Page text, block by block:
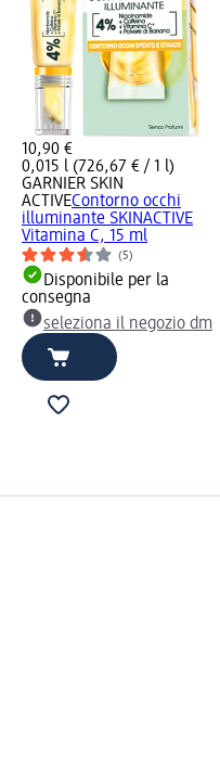
10,90 €
0,015 l (726,67 € / 1 l)
GARNIER SKIN
ACTIVEContorno occhi
illuminante SKINACTIVE
Vitamina C, 15 ml
(5)
Disponibile per la
consegna
seleziona il negozio dm